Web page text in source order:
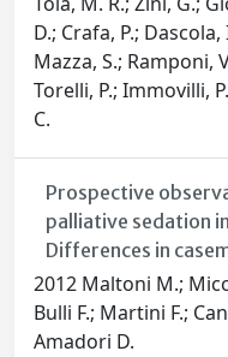
D.; Crafa, P.;
Mazza, S.; Ramponi,
Torelli, P.; Immovilli,
C.
Prospective
palliative sedation
Differences in
2012 Maltoni M.;
Bulli F.; Martini F.;
Amadori D.